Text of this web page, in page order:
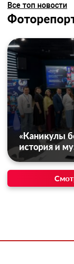
Все топ новости
«Каникулы
история и